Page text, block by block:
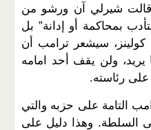
شيرلي آن ورشو من
بمحاكمة أو إدانة” بل
سيشعر ترامب أن
ولن يقف أحد امامه
على رئاسته.
التامة على حزبه والتي
السلطة. وهذا دليل على